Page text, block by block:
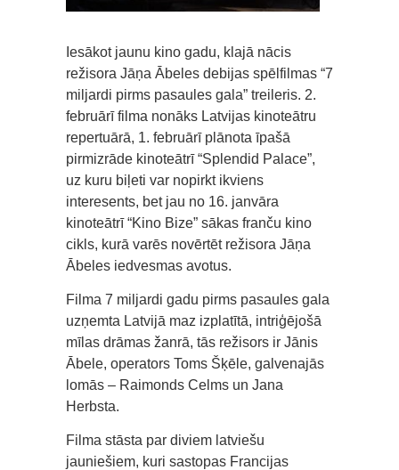
Iesākot jaunu kino gadu, klajā nācis
režisora Jāņa Ābeles debijas spēlfilmas “7
miljardi pirms pasaules gala” treileris. 2.
februārī filma nonāks Latvijas kinoteātru
repertuārā, 1. februārī plānota īpašā
pirmizrāde kinoteātrī “Splendid Palace”,
uz kuru biļeti var nopirkt ikviens
interesents, bet jau no 16. janvāra
kinoteātrī “Kino Bize” sākas franču kino
cikls, kurā varēs novērtēt režisora Jāņa
Ābeles iedvesmas avotus.
Filma 7 miljardi gadu pirms pasaules gala
uzņemta Latvijā maz izplatītā, intriģējošā
mīlas drāmas žanrā, tās režisors ir Jānis
Ābele, operators Toms Šķēle, galvenajās
lomās – Raimonds Celms un Jana
Herbsta.
Filma stāsta par diviem latviešu
jauniešiem, kuri sastopas Francijas